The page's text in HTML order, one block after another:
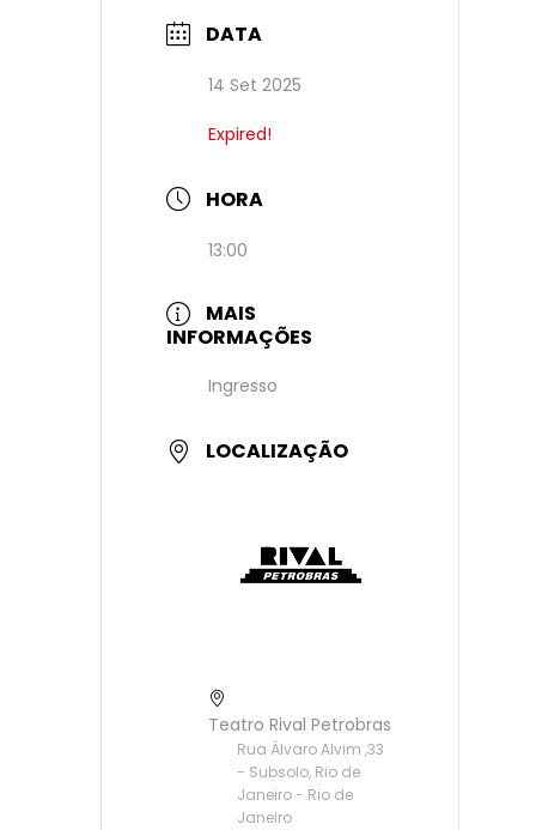
DATA
14 Set 2025
Expired!
HORA
13:00
MAIS
INFORMAÇÕES
Ingresso
LOCALIZAÇÃO
Teatro Rival Petrobras
Rua Álvaro Alvim ,33
- Subsolo, Rio de
Janeiro - Rio de
Janeiro